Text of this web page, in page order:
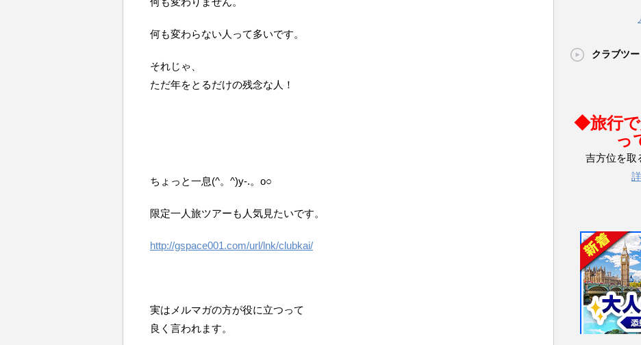
何も変わらない人って多いです。
それじゃ、
ただ年をとるだけの残念な人！
ちょっと一息(^。^)y-.。o○
限定一人旅ツアーも人気見たいです。
http://gspace001.com/url/lnk/clubkai/
実はメルマガの方が役に立つって
良く言われます。
クラブツ
◆旅行で
っ
吉方位を取